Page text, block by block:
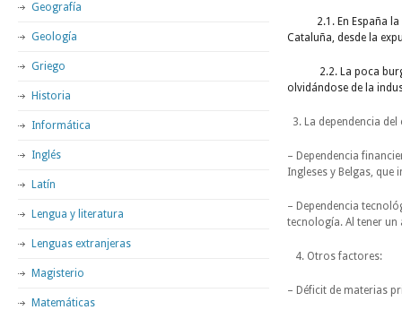
2.1. En España la
Cataluña, desde la
2.2. La poca
olvidándose de la
3. La dependencia
– Dependencia
Ingleses y Belgas,
– Dependencia
tecnología. Al tener
4. Otros factores:
– Déficit de materias
Geografía
Geología
Griego
Historia
Informática
Inglés
Latín
Lengua y literatura
Lenguas extranjeras
Magisterio
Matemáticas